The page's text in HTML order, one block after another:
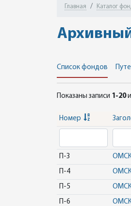
Главная Каталог
Список фондов
Показаны записи 1-20
Номер
П-3
П-4
П-5
П-6